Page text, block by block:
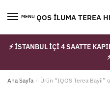
MENUIQOS İLUMA TEREA
⚡ İSTANBUL İÇİ 4 SAATTE
Ana Sayfa / Ürün “IQOS Terea Bayii”